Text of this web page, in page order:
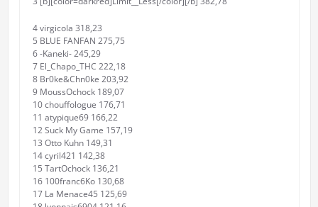
4 virgicola 318,23
5 BLUE FANFAN 275,75
6 -Kaneki- 245,29
7 El_Chapo_THC 222,18
8 Br0ke&Chn0ke 203,92
9 MoussOchock 189,07
10 chouffologue 176,71
11 atypique69 166,22
12 Suck My Game 157,19
13 Otto Kuhn 149,31
14 cyril421 142,38
15 TartOchock 136,21
16 100franc6Ko 130,68
17 La Menace45 125,69